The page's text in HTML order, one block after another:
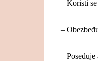
– Koristi se
–
–